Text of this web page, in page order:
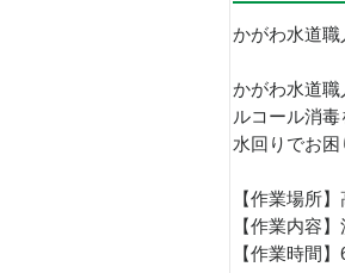
かがわ水道職
かがわ水道
ルコール消
水回りでお困
【作業場所
【作業内容
【作業時間】